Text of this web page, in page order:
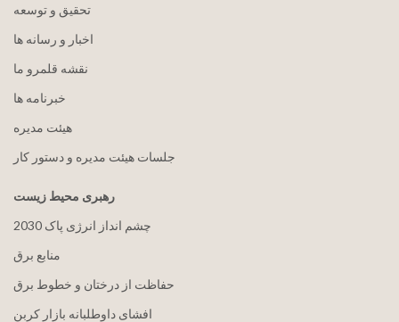
تحقیق و توسعه
اخبار و رسانه ها
نقشه قلمرو ما
خبرنامه ها
هيئت مدیره
جلسات هیئت مدیره و دستور کار
رهبری محیط زیست
2030 چشم انداز انرژی پاک
منابع برق
حفاظت از درختان و خطوط برق
افشای داوطلبانه بازار کربن